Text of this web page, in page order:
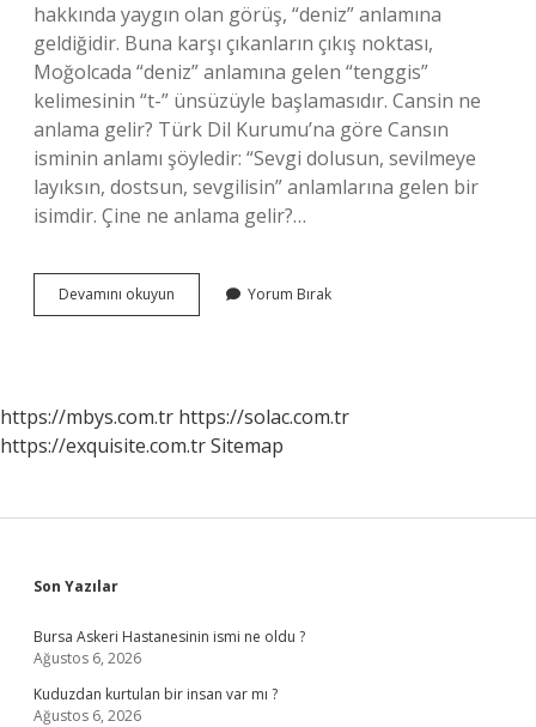
hakkında yaygın olan görüş, “deniz” anlamına
geldiğidir. Buna karşı çıkanların çıkış noktası,
Moğolcada “deniz” anlamına gelen “tenggis”
kelimesinin “t-” ünsüzüyle başlamasıdır. Cansin ne
anlama gelir? Türk Dil Kurumu’na göre Cansın
isminin anlamı şöyledir: “Sevgi dolusun, sevilmeye
layıksın, dostsun, sevgilisin” anlamlarına gelen bir
isimdir. Çine ne anlama gelir?…
Devamını okuyun
Ne
Yorum Bırak
https://mbys.com.tr https://solac.com.tr
https://exquisite.com.trSitemap
Sidebar
Son Yazılar
Bursa Askeri Hastanesinin ismi ne oldu ?
Ağustos 6, 2026
Kuduzdan kurtulan bir insan var mı ?
Ağustos 6, 2026